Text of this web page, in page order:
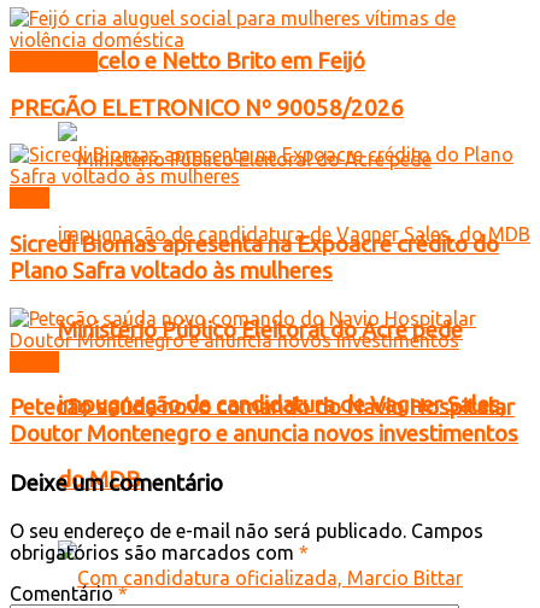
Marcelo e Netto Brito em Feijó
Ministério Público Eleitoral do Acre pede
impugnação de candidatura de Vagner Sales,
do MDB
PREGÃO ELETRONICO Nº 90058/2026
Sicredi Biomas apresenta na Expoacre crédito do
Plano Safra voltado às mulheres
Petecão saúda novo comando do Navio Hospitalar
Doutor Montenegro e anuncia novos investimentos
Deixe um comentário
O seu endereço de e-mail não será publicado. Campos
obrigatórios são marcados com *
Comentário*